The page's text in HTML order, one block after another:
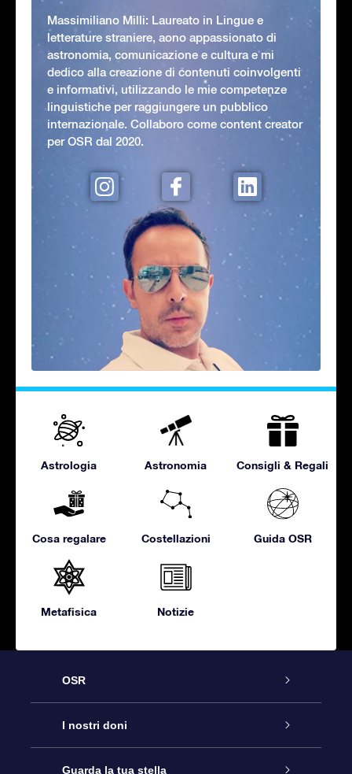
Massimiliano Milli: Laureato in Lingue e
letterature straniere, aono appassionato di
astronomia, comunicazione e cultura e mi
dedico alla creazione di contenuti coinvolgenti
e informativi, utilizzando le mie competenze
linguistiche per raggiungere un pubblico
internazionale. Collaboro come content creator
per OSR dal 2020.
Astrologia Astronomia Consigli & Regali
Cosa regalare Costellazioni Guida OSR
Metafisica Notizie
OSR
Assistenza
Contattaci
I nostri doni
Online Star Gift
Guarda la tua stella